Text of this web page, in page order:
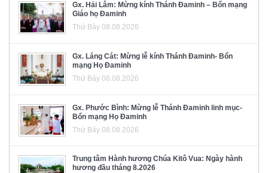
Gx. Hải Lâm: Mừng kính Thánh Đaminh – Bổn mạng
Giáo họ Đaminh
Thứ Bảy 08.08.2026
Gx. Láng Cát: Mừng lễ kính Thánh Đaminh- Bổn
mạng Họ Đaminh
Thứ Bảy 08.08.2026
Gx. Phước Bình: Mừng lễ Thánh Đaminh linh mục-
Bổn mạng Họ Đaminh
Thứ Bảy 08.08.2026
Trung tâm Hành hương Chúa Kitô Vua: Ngày hành
hương đầu tháng 8.2026